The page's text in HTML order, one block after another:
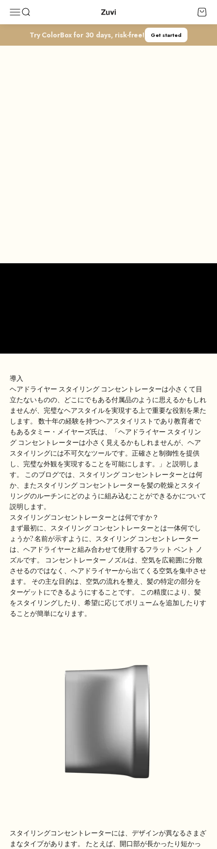
メニューを開く
検索を開く Zuvi カー
Try ColorBox for 30 days, risk-free! Get started
導入
ヘアドライヤー スタイリング コンセントレーターは小さくて目
立たないものの、どこにでもある付属品のように思えるかもしれ
ませんが、完璧なヘアスタイルを実現する上で重要な役割を果た
します。 数十年の経験を持つヘアスタイリストであり教育者で
もあるタミー・メイヤーズ氏は、「ヘアドライヤー スタイリン
グ コンセントレーターは小さく見えるかもしれませんが、ヘア
スタイリングには不可欠なツールです。正確さと制御性を提供
し、完璧な外観を実現することを可能にします。」と説明しま
す。 このブログでは、スタイリング コンセントレーターとは何
か、またスタイリング コンセントレーターを髪の乾燥とスタイ
リングのルーチンにどのように組み込むことができるかについて
説明します。
スタイリングコンセントレーターとは何ですか？
まず最初に、スタイリング コンセントレーターとは一体何でし
ょうか? 名前が示すように、スタイリング コンセントレーター
は、ヘアドライヤーと組み合わせて使用するフラット ベント ノ
ズルです。 コンセントレーター ノズルは、空気を広範囲に分散
させるのではなく、ヘアドライヤーから出てくる空気を集中させ
ます。 その主な目的は、空気の流れを整え、髪の特定の部分を
ターゲットにできるようにすることです。 この精度により、髪
をスタイリングしたり、希望に応じてボリュームを追加したりす
ることが簡単になります。
スタイリングコンセントレーターには、デザインが異なるさまざ
まなタイプがあります。 たとえば、開口部が長かったり短かっ